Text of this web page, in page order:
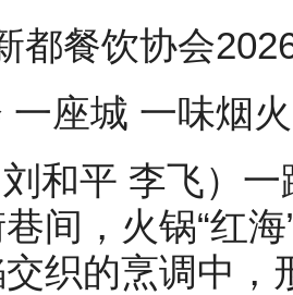
都餐饮协会
一座城 一味烟
和平 李飞）
间，火锅“红
织的烹调中，